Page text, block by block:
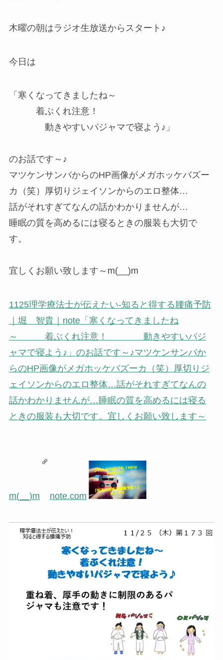
木曜の朝はラジオ生放送からスタート♪
今日は
「寒くなってきましたね～
着ぶくれ注意！
動きやすいパジャマで寝よう♪」
のお話です～♪
マツケンサンバからのHP画像がメガホッケバズー
カ（笑）厚切りジェイソンからのエロ整体…
話がそれすぎてなんの話かわかりませんが…
睡眠の質を高めるには寝るときの服装も大切で
す。
宜しくお願い致します～m(__)m
1125理学療法士が伝えたい-知ると得する腰痛予防
｜堀 智貴｜note「寒くなってきましたね
～ 着ぶくれ注意！ 動きやすいパジ
ャマで寝よう♪」のお話です～♪マツケンサンバか
らのHP画像がメガホッケバズーカ（笑）厚切りジ
ェイソンからのエロ整体…話がそれすぎてなんの
話かわかりませんが…睡眠の質を高めるには寝る
ときの服装も大切です。宜しくお願い致します～
m(__)m note.com